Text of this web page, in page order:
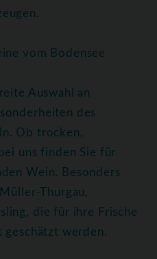
vom Bodensee
Auswahl an
des
Ob trocken,
uns finden Sie für
Wein. Besonders
Thurgau,
die für ihre Frische
geschätzt werden.